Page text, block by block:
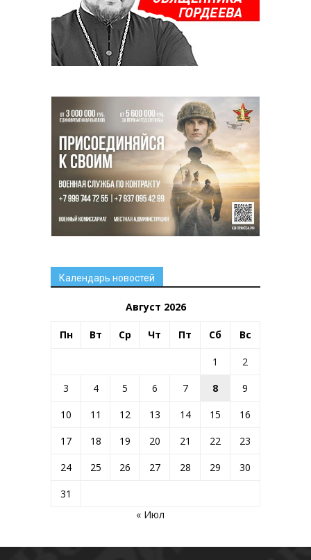
Календарь новостей
Август 2026
Пн Вт Ср Чт Пт Сб Вс
1
2
3
4 5 6 7 8
9
10
11 12 13 14 15
16
17
18 19 20 21 22
23
24
25 26 27 28 29
30
31
« Июл